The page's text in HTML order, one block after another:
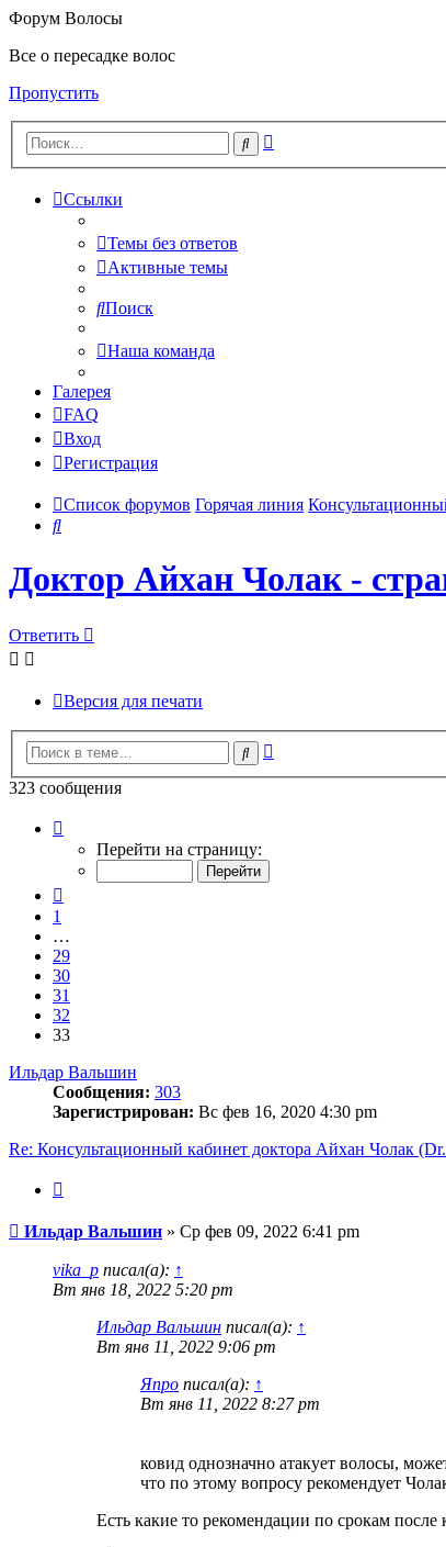
Форум Волосы
Все о пересадке волос
Пропустить
Поиск
Ссылки
Темы без ответов
Активные темы
Поиск
Наша команда
Галерея
FAQ
Вход
Регистрация
Список форумов Горячая линия
Поиск
Доктор Айхан Чолак -
Ответить
Версия для печати
Поиск
323 сообщения
33
Перейти на страницу:
1
…
29
30
31
32
33
Ильдар Вальшин
Сообщения: 303
Зарегистрирован: Вс фев 16, 2020 4:30 pm
Re: Консультационный кабинет доктора Айхан Чолак
Сообщение
Ильдар Вальшин » Ср фев 09, 2022 6:41 pm
vika_p писал(а): ↑
Вт янв 18, 2022 5:20 pm
Ильдар Вальшин писал(а): ↑
Вт янв 11, 2022 9:06 pm
Япро писал(а): ↑
Вт янв 11, 2022 8:27 pm
ковид однозначно атакует волосы,
что по этому вопросу рекомендует
Есть какие то рекомендации по срокам